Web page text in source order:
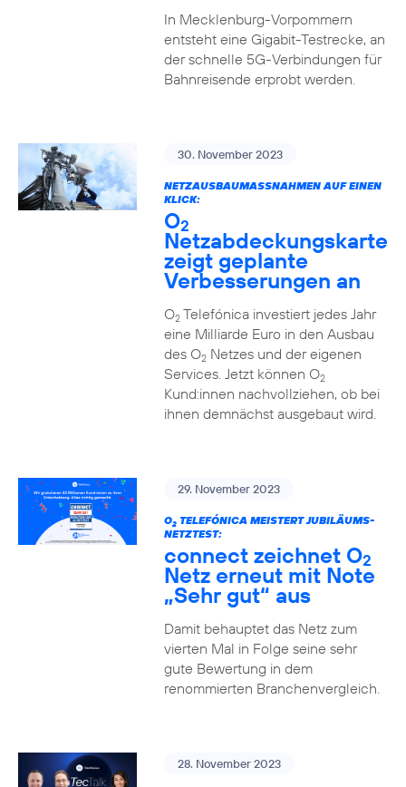
In Mecklenburg-Vorpommern
entsteht eine Gigabit-Testrecke, an
der schnelle 5G-Verbindungen für
Bahnreisende erprobt werden.
30. November 2023
NETZAUSBAUMASSNAHMEN AUF EINEN K
LICK:
O2
Netzabdeckungskarte
zeigt geplante
Verbesserungen an
O2Telefónica investiert jedes Jahr
eine Milliarde Euro in den Ausbau
des O2Netzes und der eigenen
Services. Jetzt können O2
Kund:innen nachvollziehen, ob bei
ihnen demnächst ausgebaut wird.
29. November 2023
O2TELEFÓNICA MEISTERT JUBILÄUMS-
NETZTEST:
connect zeichnet O2
Netz erneut mit Note
„Sehr gut“ aus
Damit behauptet das Netz zum
vierten Mal in Folge seine sehr
gute Bewertung in dem
renommierten Branchenvergleich.
28. November 2023